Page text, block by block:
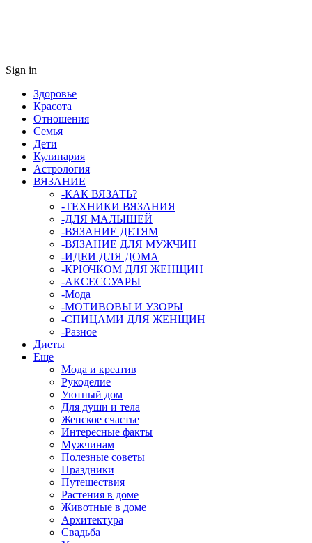
Sign in
Здоровье
Красота
Отношения
Семья
Дети
Кулинария
Астрология
ВЯЗАНИЕ
-КАК ВЯЗАТЬ?
-ТЕХНИКИ ВЯЗАНИЯ
-ДЛЯ МАЛЫШЕЙ
-ВЯЗАНИЕ ДЕТЯМ
-ВЯЗАНИЕ ДЛЯ МУЖЧИН
-ИДЕИ ДЛЯ ДОМА
-КРЮЧКОМ ДЛЯ ЖЕНЩИН
-AКСЕССУАРЫ
-Мода
-МОТИВОВЫ И УЗОРЫ
-СПИЦАМИ ДЛЯ ЖЕНЩИН
-Разное
Диеты
Еще
Мода и креатив
Рукоделие
Уютный дом
Для души и тела
Женское счастье
Интересные факты
Мужчинам
Полезные советы
Праздники
Путешествия
Растения в доме
Животные в доме
Архитектура
Свадьба